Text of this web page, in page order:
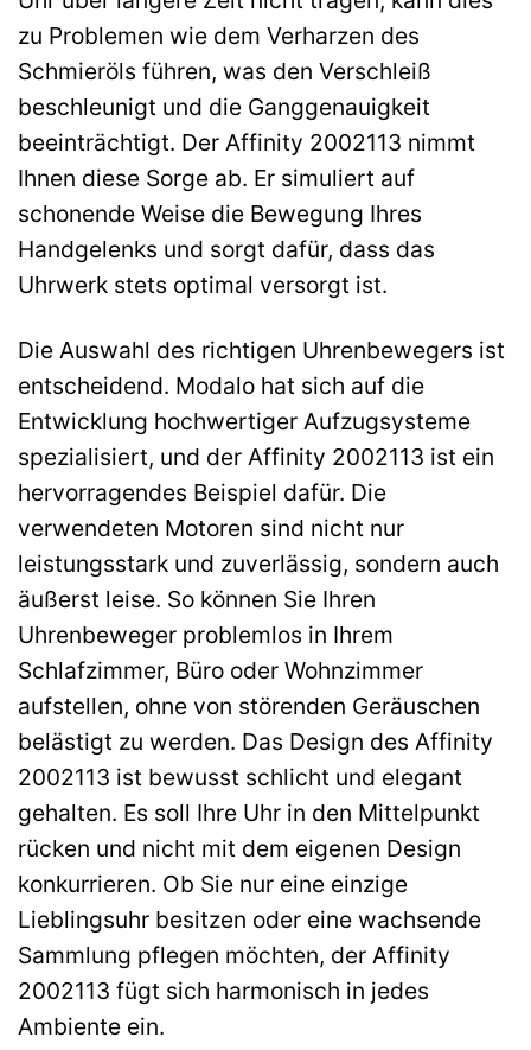
zu Problemen wie dem Verharzen des
Schmieröls führen, was den Verschleiß
beschleunigt und die Ganggenauigkeit
beeinträchtigt. Der Affinity 2002113 nimmt
Ihnen diese Sorge ab. Er simuliert auf
schonende Weise die Bewegung Ihres
Handgelenks und sorgt dafür, dass das
Uhrwerk stets optimal versorgt ist.
Die Auswahl des richtigen Uhrenbewegers ist
entscheidend. Modalo hat sich auf die
Entwicklung hochwertiger Aufzugsysteme
spezialisiert, und der Affinity 2002113 ist ein
hervorragendes Beispiel dafür. Die
verwendeten Motoren sind nicht nur
leistungsstark und zuverlässig, sondern auch
äußerst leise. So können Sie Ihren
Uhrenbeweger problemlos in Ihrem
Schlafzimmer, Büro oder Wohnzimmer
aufstellen, ohne von störenden Geräuschen
belästigt zu werden. Das Design des Affinity
2002113 ist bewusst schlicht und elegant
gehalten. Es soll Ihre Uhr in den Mittelpunkt
rücken und nicht mit dem eigenen Design
konkurrieren. Ob Sie nur eine einzige
Lieblingsuhr besitzen oder eine wachsende
Sammlung pflegen möchten, der Affinity
2002113 fügt sich harmonisch in jedes
Ambiente ein.